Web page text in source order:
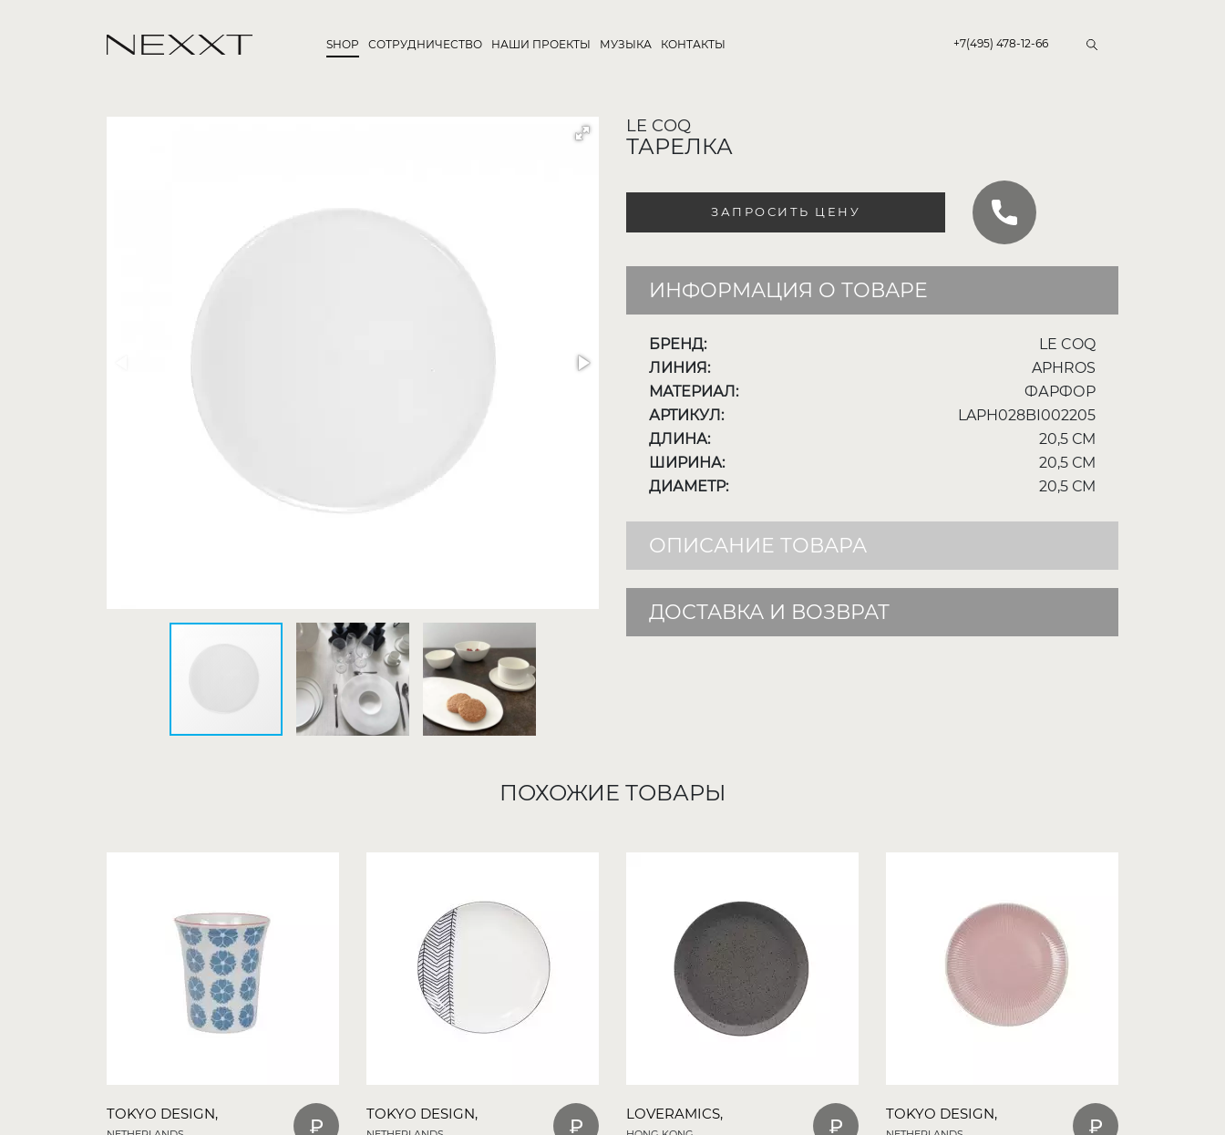
SHOP СОТРУДНИЧЕСТВО НАШИ ПРОЕКТЫ МУЗЫКА КОНТАКТЫ +7(495) 478-12-66
LE COQ
ТАРЕЛКА
ЗАПРОСИТЬ ЦЕНУ
ИНФОРМАЦИЯ О ТОВАРЕ
БРЕНД:
LE COQ
ЛИНИЯ:
APHROS
МАТЕРИАЛ:
ФАРФОР
АРТИКУЛ:
LAPH028BI002205
ДЛИНА:
20,5 СМ
ШИРИНА:
20,5 СМ
ДИАМЕТР:
20,5 СМ
ОПИСАНИЕ ТОВАРА
ДОСТАВКА И ВОЗВРАТ
ПОХОЖИЕ ТОВАРЫ
TOKYO DESIGN, TOKYO DESIGN, LOVERAMICS, TOKYO DESIGN,